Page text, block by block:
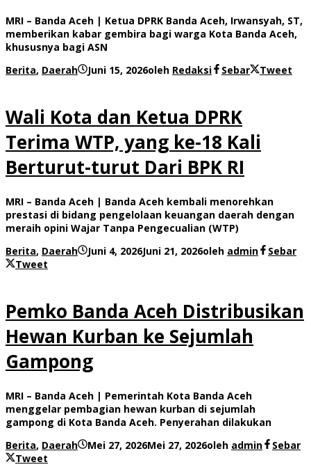
MRI – Banda Aceh | Ketua DPRK Banda Aceh, Irwansyah, ST,
memberikan kabar gembira bagi warga Kota Banda Aceh,
khususnya bagi ASN
Berita, Daerah Juni 15, 2026oleh Redaksi Sebar Tweet
Wali Kota dan Ketua DPRK
Terima WTP, yang ke-18 Kali
Berturut-turut Dari BPK RI
MRI – Banda Aceh | Banda Aceh kembali menorehkan
prestasi di bidang pengelolaan keuangan daerah dengan
meraih opini Wajar Tanpa Pengecualian (WTP)
Berita, Daerah Juni 4, 2026Juni 21, 2026oleh admin
Sebar
Tweet
Pemko Banda Aceh Distribusikan
Hewan Kurban ke Sejumlah
Gampong
MRI – Banda Aceh | Pemerintah Kota Banda Aceh
menggelar pembagian hewan kurban di sejumlah
gampong di Kota Banda Aceh. Penyerahan dilakukan
Berita, Daerah Mei 27, 2026Mei 27, 2026oleh admin
Sebar
Tweet